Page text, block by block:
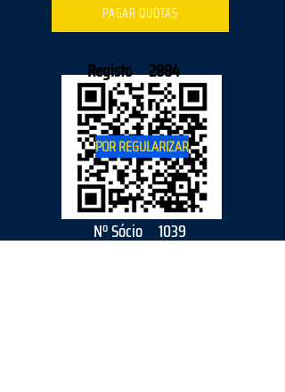
PAGAR QUOTAS
1039
Nº Sócio
Registo 2884
POR REGULARIZAR